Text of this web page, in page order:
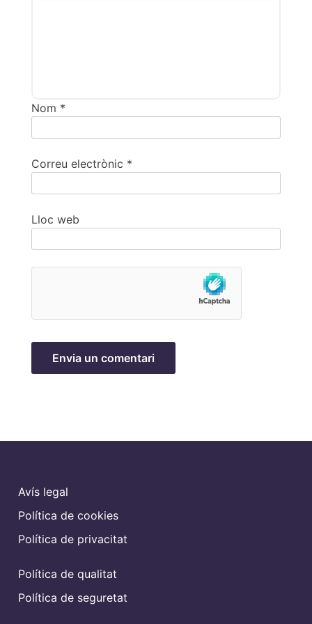
Nom *
Correu electrònic *
Lloc web
Avís legal
Política de cookies
Política de privacitat
Política de qualitat
Política de seguretat